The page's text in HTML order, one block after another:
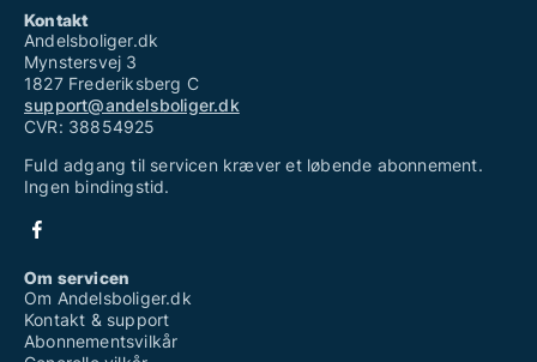
Kontakt
Andelsboliger.dk
Mynstersvej 3
1827 Frederiksberg C
support@andelsboliger.dk
CVR: 38854925
Fuld adgang til servicen kræver et løbende abonnement.
Ingen bindingstid.
Om servicen
Om Andelsboliger.dk
Kontakt & support
Abonnementsvilkår